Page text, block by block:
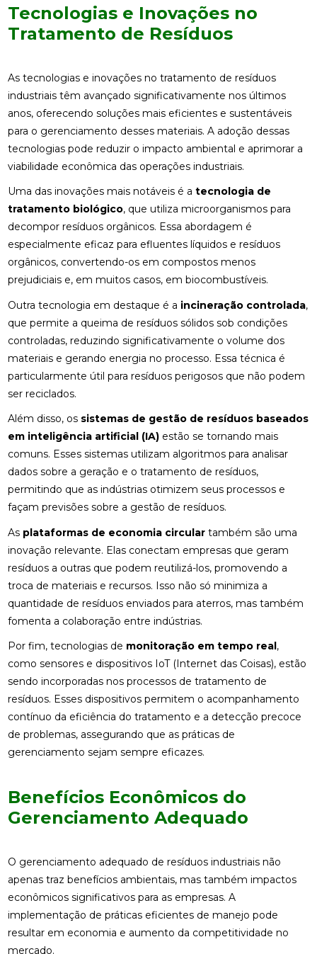
Tecnologias e Inovações no
Tratamento de Resíduos
As tecnologias e inovações no tratamento de resíduos
industriais têm avançado significativamente nos últimos
anos, oferecendo soluções mais eficientes e sustentáveis
para o gerenciamento desses materiais. A adoção dessas
tecnologias pode reduzir o impacto ambiental e aprimorar a
viabilidade econômica das operações industriais.
Uma das inovações mais notáveis é a tecnologia de
tratamento biológico, que utiliza microorganismos para
decompor resíduos orgânicos. Essa abordagem é
especialmente eficaz para efluentes líquidos e resíduos
orgânicos, convertendo-os em compostos menos
prejudiciais e, em muitos casos, em biocombustíveis.
Outra tecnologia em destaque é a incineração controlada,
que permite a queima de resíduos sólidos sob condições
controladas, reduzindo significativamente o volume dos
materiais e gerando energia no processo. Essa técnica é
particularmente útil para resíduos perigosos que não podem
ser reciclados.
Além disso, os sistemas de gestão de resíduos baseados
em inteligência artificial (IA)estão se tornando mais
comuns. Esses sistemas utilizam algoritmos para analisar
dados sobre a geração e o tratamento de resíduos,
permitindo que as indústrias otimizem seus processos e
façam previsões sobre a gestão de resíduos.
As plataformas de economia circulartambém são uma
inovação relevante. Elas conectam empresas que geram
resíduos a outras que podem reutilizá-los, promovendo a
troca de materiais e recursos. Isso não só minimiza a
quantidade de resíduos enviados para aterros, mas também
fomenta a colaboração entre indústrias.
Por fim, tecnologias de monitoração em tempo real,
como sensores e dispositivos IoT (Internet das Coisas), estão
sendo incorporadas nos processos de tratamento de
resíduos. Esses dispositivos permitem o acompanhamento
contínuo da eficiência do tratamento e a detecção precoce
de problemas, assegurando que as práticas de
gerenciamento sejam sempre eficazes.
Benefícios Econômicos do
Gerenciamento Adequado
O gerenciamento adequado de resíduos industriais não
apenas traz benefícios ambientais, mas também impactos
econômicos significativos para as empresas. A
implementação de práticas eficientes de manejo pode
resultar em economia e aumento da competitividade no
mercado.